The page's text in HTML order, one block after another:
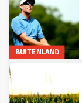
BUITENLAND